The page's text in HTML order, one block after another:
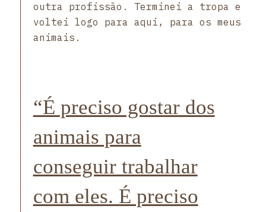
outra profissão. Terminei a tropa e
voltei logo para aqui, para os meus
animais.
“É preciso gostar dos
animais para
conseguir trabalhar
com eles. É preciso